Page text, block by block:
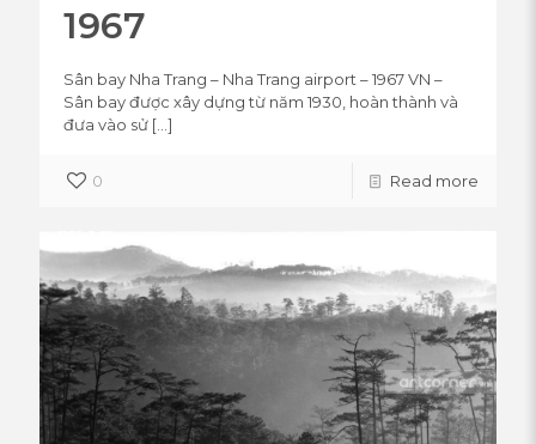
1967
Sân bay Nha Trang – Nha Trang airport – 1967 VN –
Sân bay được xây dựng từ năm 1930, hoàn thành và
đưa vào sử […]
0 Read more